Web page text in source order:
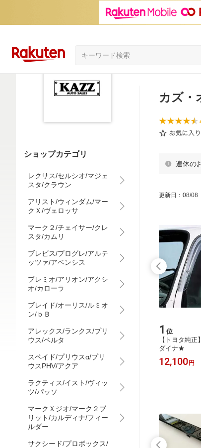
ショップカテゴリ
レクサス/セルシオ/マジェ
スタ/クラウン
アリスト/ウィンダム/マー
クＸ/ヴェロッサ
マーク２/チェイサー/クレ
スタ/カムリ
ブレビス/プログレ/アルテ
ッツァ/アベンシス
プレミオ/アリオン/アクシ
オ/カローラ
ブレイド/オーリス/ルミオ
ン/ｂＢ
アレックス/ランクス/プリ
ウス/ベルタ
スペイド/プリウスα/プリ
ウスPHV/アクア
ラクティス/イスト/ヴィッ
ツ/パッソ
マークＸジオ/マーク２ブ
リット/カルディナ/フィー
ルダー
サクシード/プロボックス/
カズ・
連休の
更新日 ： 08/08
15位
【トヨタ純正】 メッキドアハンドル
★アルファード 10系★
19,800 円
1 位
【トヨタ純
ダイナ★
12,100 円